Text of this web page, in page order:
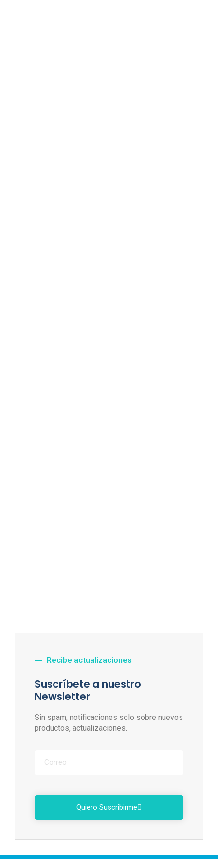
Recibe actualizaciones
Suscríbete a nuestro
Newsletter
Sin spam, notificaciones solo sobre nuevos
productos, actualizaciones.
Quiero Suscribirme